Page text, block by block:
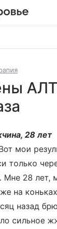
28 лет
мои
только
Мне 28
на
назад
сильное